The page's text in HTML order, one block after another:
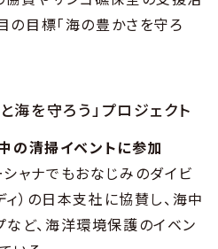
の目標「海の豊かさを守ろ
海を守ろう」プロジェクト
の清掃イベントに参加
ャナでもおなじみのダイビ
）の日本支社に協賛し、海中
など、海洋環境保護のイベン